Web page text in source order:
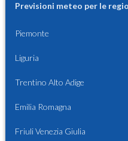
Previsioni meteo per le
Piemonte
Liguria
Trentino Alto Adige
Emilia Romagna
Friuli Venezia Giulia